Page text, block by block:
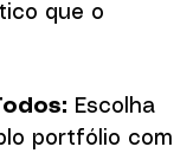
que o
Escolha
portfólio com